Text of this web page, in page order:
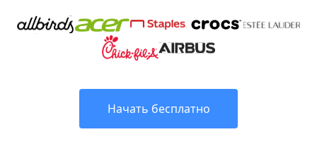
Начать бесплатно